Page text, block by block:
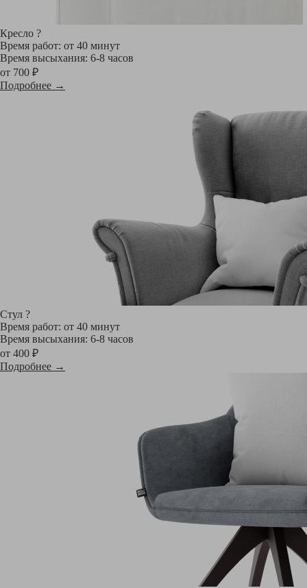
Кресло ?
Время работ: от 40 минут
Время высыхания: 6-8 часов
от 700 ₽
Подробнее →
Стул ?
Время работ: от 40 минут
Время высыхания: 6-8 часов
от 400 ₽
Подробнее →